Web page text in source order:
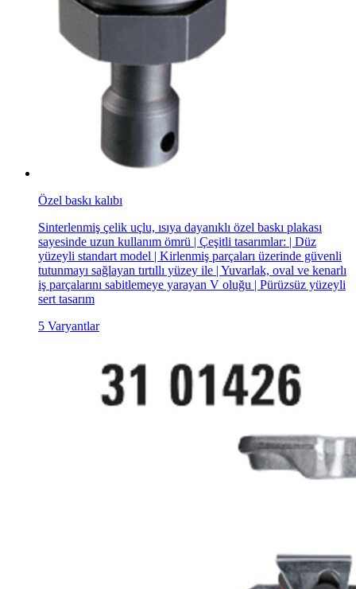
Özel baskı kalıbı
Sinterlenmiş çelik uçlu, ısıya dayanıklı özel baskı plakası
sayesinde uzun kullanım ömrü | Çeşitli tasarımlar: | Düz
yüzeyli standart model | Kirlenmiş parçaları üzerinde güvenli
tutunmayı sağlayan tırtıllı yüzey ile | Yuvarlak, oval ve kenarlı
iş parçalarını sabitlemeye yarayan V oluğu | Pürüzsüz yüzeyli
sert tasarım
5 Varyantlar